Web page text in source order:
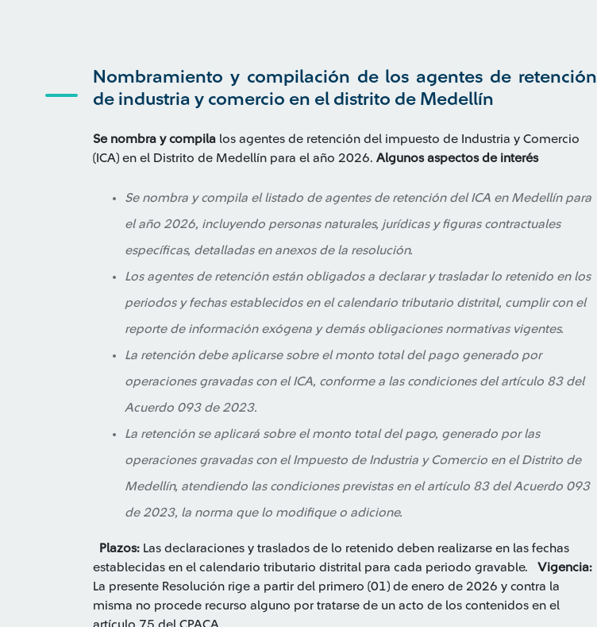
Nombramiento y compilación de los agentes de retención
de industria y comercio en el distrito de Medellín
Se nombra y compila los agentes de retención del impuesto de Industria y Comercio
(ICA) en el Distrito de Medellín para el año 2026. Algunos aspectos de interés
Se nombra y compila el listado de agentes de retención del ICA en Medellín para
el año 2026, incluyendo personas naturales, jurídicas y figuras contractuales
específicas, detalladas en anexos de la resolución.
Los agentes de retención están obligados a declarar y trasladar lo retenido en los
periodos y fechas establecidos en el calendario tributario distrital, cumplir con el
reporte de información exógena y demás obligaciones normativas vigentes.
La retención debe aplicarse sobre el monto total del pago generado por
operaciones gravadas con el ICA, conforme a las condiciones del artículo 83 del
Acuerdo 093 de 2023.
La retención se aplicará sobre el monto total del pago, generado por las
operaciones gravadas con el Impuesto de Industria y Comercio en el Distrito de
Medellín, atendiendo las condiciones previstas en el artículo 83 del Acuerdo 093
de 2023, la norma que lo modifique o adicione.
Plazos: Las declaraciones y traslados de lo retenido deben realizarse en las fechas
establecidas en el calendario tributario distrital para cada periodo gravable. Vigencia:
La presente Resolución rige a partir del primero (01) de enero de 2026 y contra la
misma no procede recurso alguno por tratarse de un acto de los contenidos en el